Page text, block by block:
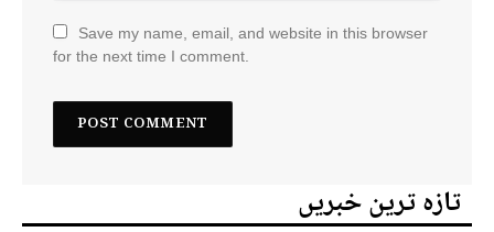
Save my name, email, and website in this browser
for the next time I comment.
تازہ ترین خبریں